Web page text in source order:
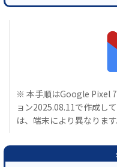
※ 本手順はGoogle Pixel
ョン2025.08.11で作成し
は、端末により異なります